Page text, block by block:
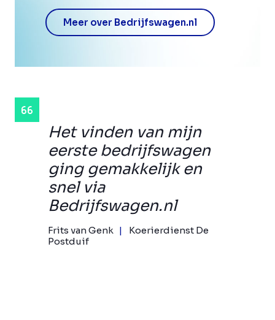
Het vinden van mijn
eerste bedrijfswagen
ging gemakkelijk en
snel via
Bedrijfswagen.nl
Frits van Genk
Koerierdienst De
Postduif
Meer over Bedrijfswagen.nl